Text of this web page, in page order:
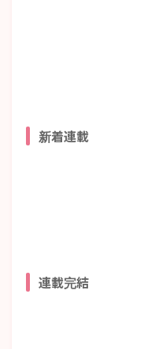
新着連載
連載完結